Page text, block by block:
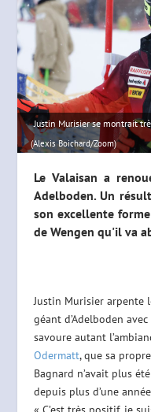
Justin Murisier se montrait
(Alexis Boichard/Zoom)
Le Valaisan a
Adelboden. Un
son excellente
de Wengen qu'il va
Justin Murisier arpente
géant d’Adelboden
savoure autant
Odermatt, que sa
Bagnard n’avait plus
depuis plus d’une